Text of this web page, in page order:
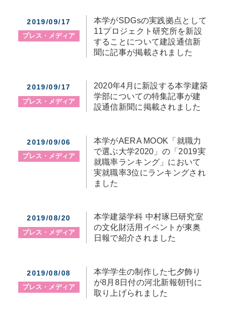
2019/09/17
プレス・メディア
本学がSDGsの実践拠点として
11プロジェクト研究所を新設
することについて建設通信新
聞に記事が掲載されました
2019/09/17
プレス・メディア
2020年4月に新設する本学建築
学部についての特集記事が建
設通信新聞に掲載されました
2019/09/06
プレス・メディア
本学がAERA MOOK「就職力
で選ぶ大学2020」の「2019実
就職率ランキング」において
実就職率3位にランキングされ
ました
2019/08/20
プレス・メディア
本学建築学科 中村琢巳研究室
の文化財活用イベントが東奥
日報で紹介されました
2019/08/08
プレス・メディア
本学学生の制作した七夕飾り
が8月8日付の河北新報朝刊に
取り上げられました